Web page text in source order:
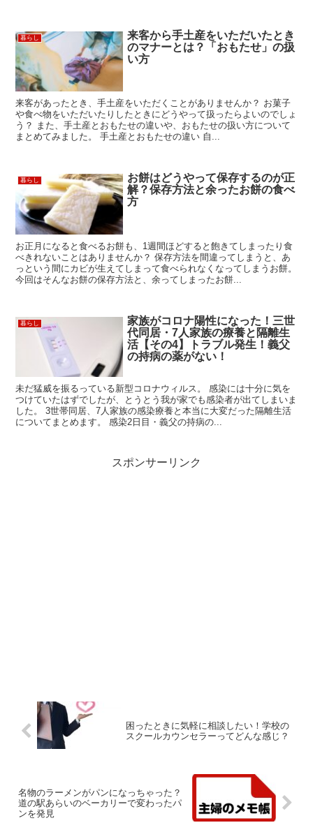
暮らし
来客から手土産をいただいたとき
のマナーとは？「おもたせ」の扱
い方
来客があったとき、手土産をいただくことがありませんか？ お菓子
や食べ物をいただいたりしたときにどうやって扱ったらよいのでしょ
う？ また、手土産とおもたせの違いや、おもたせの扱い方について
まとめてみました。 手土産とおもたせの違い 自...
暮らし
お餅はどうやって保存するのが正
解？保存方法と余ったお餅の食べ
方
お正月になると食べるお餅も、1週間ほどすると飽きてしまったり食
べきれないことはありませんか？ 保存方法を間違ってしまうと、あ
っという間にカビが生えてしまって食べられなくなってしまうお餅。
今回はそんなお餅の保存方法と、余ってしまったお餅...
暮らし
家族がコロナ陽性になった！三世
代同居・7人家族の療養と隔離生
活【その4】トラブル発生！義父
の持病の薬がない！
未だ猛威を振るっている新型コロナウィルス。 感染には十分に気を
つけていたはずでしたが、とうとう我が家でも感染者が出てしまいま
した。 3世帯同居、7人家族の感染療養と本当に大変だった隔離生活
についてまとめます。 感染2日目・義父の持病の...
スポンサーリンク
困ったときに気軽に相談したい！学校の
スクールカウンセラーってどんな感じ？
名物のラーメンがパンになっちゃった？
道の駅あらいのベーカリーで変わったパ
ンを発見